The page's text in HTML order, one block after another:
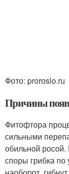
Фото: proroslo.ru
Причины
Фитофтора
сильными
обильной
споры грибка по